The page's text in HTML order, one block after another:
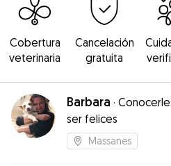
Cobertura
veterinaria
Cancelación
gratuita
Barbara ·
ser felices
Massanes